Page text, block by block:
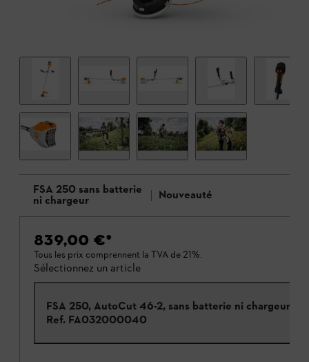
FSA 250 sans batterie
ni chargeur Nouveauté
839,00 €*
Tous les prix comprennent la TVA de 21%.
Sélectionnez un article
FSA 250, AutoCut 46-2, sans batterie ni chargeur
Ref. FA032000040